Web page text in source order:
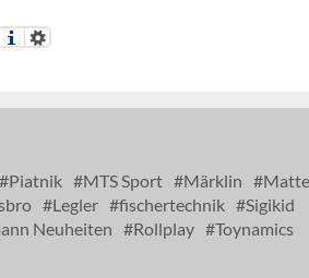
Piatnik MTS Sport Märklin
Legler fischertechnik
Sigikid
Neuheiten Rollplay
Toynamics